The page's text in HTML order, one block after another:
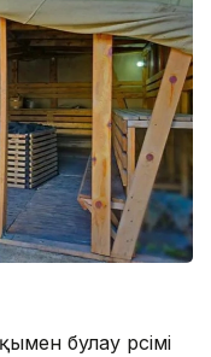
булау рәсімі